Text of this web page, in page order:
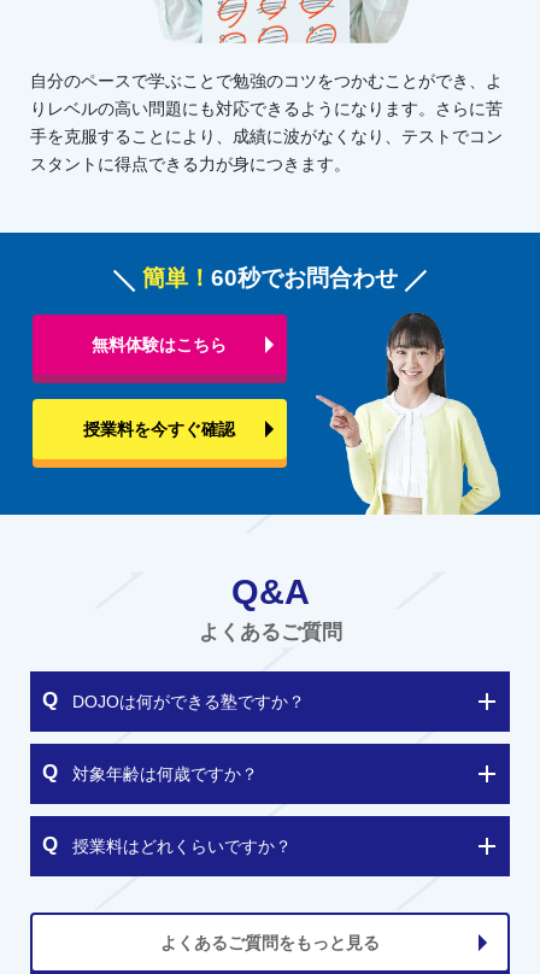
自分のペースで学ぶことで勉強のコツをつかむことができ、よ
りレベルの高い問題にも対応できるようになります。さらに苦
手を克服することにより、成績に波がなくなり、テストでコン
スタントに得点できる力が身につきます。
簡単！ 60秒でお問合わせ
無料体験はこちら
授業料を今すぐ確認
Q&A
よくあるご質問
DOJOは何ができる塾ですか？
対象年齢は何歳ですか？
授業料はどれくらいですか？
よくあるご質問をもっと見る